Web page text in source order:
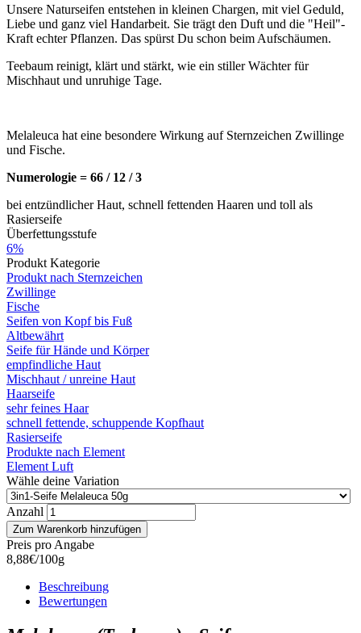
Unsere Naturseifen entstehen in kleinen Chargen, mit viel Geduld,
Liebe und ganz viel Handarbeit. Sie trägt den Duft und die "Heil"-
Kraft echter Pflanzen. Das spürst Du schon beim Aufschäumen.
Teebaum reinigt, klärt und stärkt, wie ein stiller Wächter für
Mischhaut und unruhige Tage.
Melaleuca hat eine besondere Wirkung auf Sternzeichen Zwillinge
und Fische.
Numerologie = 66 / 12 / 3
bei entzündlicher Haut, schnell fettenden Haaren und toll als
Rasierseife
Überfettungsstufe
6%
Produkt Kategorie
Produkt nach Sternzeichen
Zwillinge
Fische
Seifen von Kopf bis Fuß
Altbewährt
Seife für Hände und Körper
empfindliche Haut
Mischhaut / unreine Haut
Haarseife
sehr feines Haar
schnell fettende, schuppende Kopfhaut
Rasierseife
Produkte nach Element
Element Luft
Wähle deine Variation
Anzahl
Preis pro Angabe
8,88€/100g
Beschreibung
Bewertungen